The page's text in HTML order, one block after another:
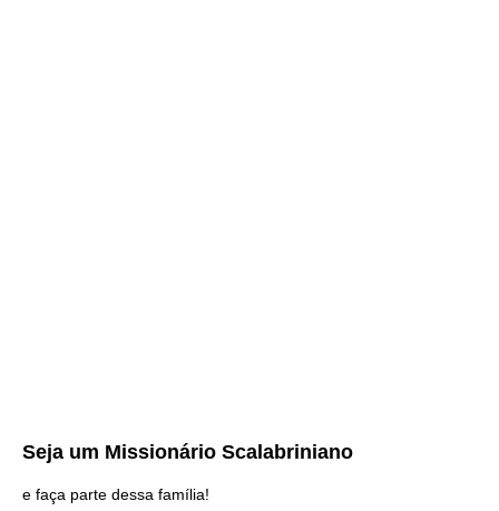
Seja um Missionário Scalabriniano
e faça parte dessa família!